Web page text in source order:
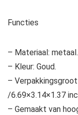
Functies
– Materiaal: metaal.
– Kleur: Goud.
–
/6.69×3.14×1.37
– Gemaakt van